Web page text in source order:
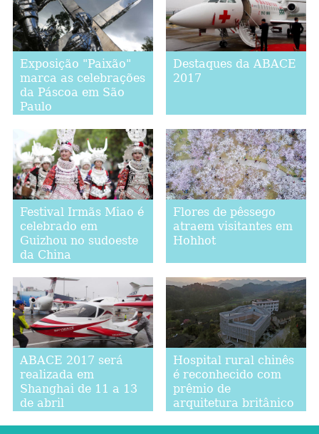
Exposição "Paixão"
marca as celebrações
da Páscoa em São
Paulo
Destaques da ABACE
2017
Festival Irmãs Miao é
celebrado em
Guizhou no sudoeste
da China
Flores de pêssego
atraem visitantes em
Hohhot
ABACE 2017 será
realizada em
Shanghai de 11 a 13
de abril
Hospital rural chinês
é reconhecido com
prêmio de
arquitetura britânico